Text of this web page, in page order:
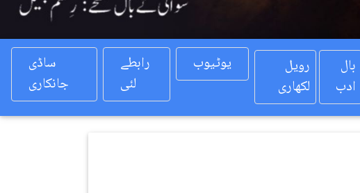
ساڈی
جانکاری
رابطے
لئی
یوٹیوب
رویل
لکھاری
بال
ادب